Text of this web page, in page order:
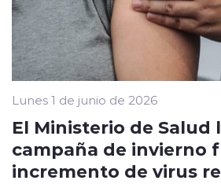
Lunes 1 de junio de 2026
El Ministerio de Salud
campaña de invierno
incremento de virus